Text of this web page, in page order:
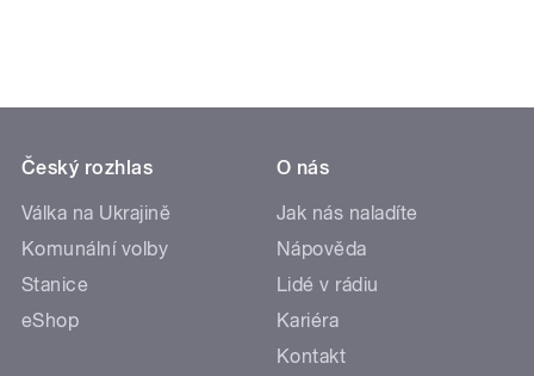
Český rozhlas
Válka na Ukrajině
Komunální volby
Stanice
eShop
O nás
Jak nás naladíte
Nápověda
Lidé v rádiu
Kariéra
Kontakt